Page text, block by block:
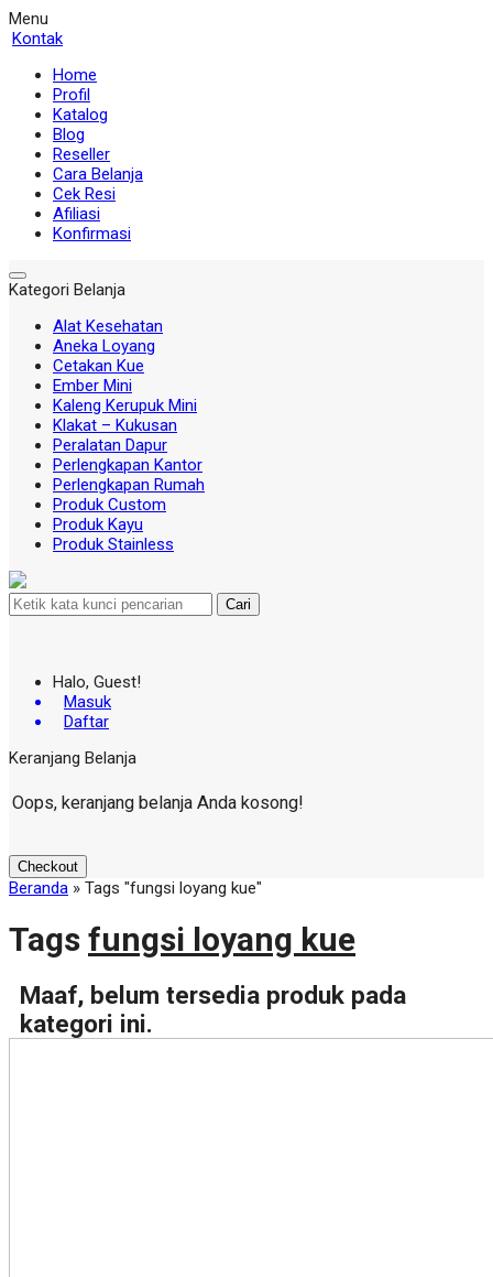
Menu
Kontak
Home
Profil
Katalog
Blog
Reseller
Cara Belanja
Cek Resi
Afiliasi
Konfirmasi
Kategori Belanja
Alat Kesehatan
Aneka Loyang
Cetakan Kue
Ember Mini
Kaleng Kerupuk Mini
Klakat – Kukusan
Peralatan Dapur
Perlengkapan Kantor
Perlengkapan Rumah
Produk Custom
Produk Kayu
Produk Stainless
Cari
Halo, Guest!
Masuk
Daftar
Keranjang Belanja
Oops, keranjang belanja Anda kosong!
Checkout
Beranda » Tags "fungsi loyang kue"
Tags fungsi loyang kue
Maaf, belum tersedia produk pada
kategori ini.